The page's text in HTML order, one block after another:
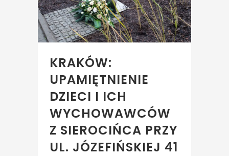
KRAKÓW:
UPAMIĘTNIENIE
DZIECI I ICH
WYCHOWAWCÓW
Z SIEROCIŃCA PRZY
UL. JÓZEFIŃSKIEJ 41